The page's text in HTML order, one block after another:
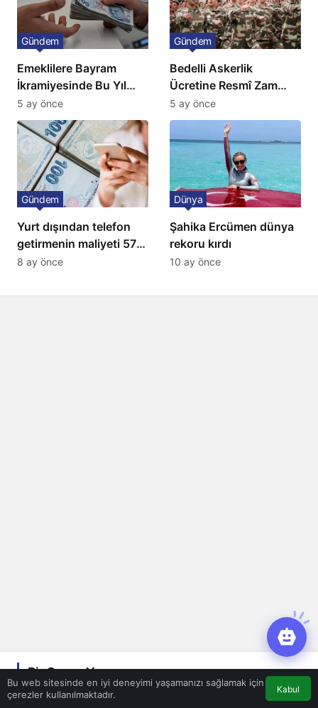
Emeklilere Bayram
İkramiyesinde Bu Yıl
Artış Gelmeyecek
Gündem
5 ay önce
Bedelli Askerlik
Ücretine Resmî Zam
Geliyor
Gündem
5 ay önce
Yurt dışından telefon
getirmenin maliyeti 57
bin lira oldu
Gündem
8 ay önce
Şahika Ercümen dünya
rekoru kırdı
Dünya
10 ay önce
Bir Cevap Yaz
Gerekli alanlar*
Bu web sitesinde en iyi deneyimi yaşamanızı sağlamak için
çerezler kullanılmaktadır.
Kabul